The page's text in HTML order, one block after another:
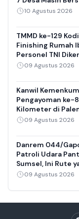
10 Agustus 2026
TMMD ke-129
Finishing Rumah
Personel TNI
09 Agustus 2026
Kanwil
Pengayoman ke-
Kilometer di
09 Agustus 2026
Danrem 044/
Patroli Udara
Sumsel, Ini Rute
09 Agustus 2026